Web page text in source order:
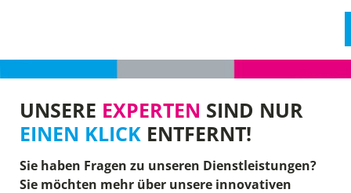
UNSERE EXPERTEN SIND NUR
EINEN KLICK ENTFERNT!
Sie haben Fragen zu unseren Dienstleistungen?
Sie möchten mehr über unsere innovativen